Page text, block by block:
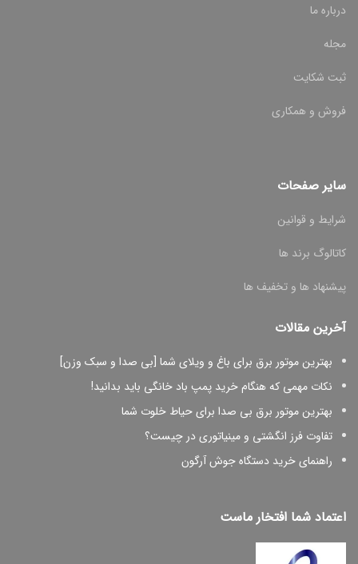
درباره ما
مجله
ثبت شکایت
فروش و همکاری
سایر صفحات
شرایط و قوانین
کاتالوگ برند ها
پیشنهاد ها و تخفیف ها
آخرین مقالات
بهترین موتور برق برای باغ و ویلای شما [بی صدا و سبک وزن]
نکات مهمی که هنگام خرید پمپ باد خانگی باید بدانید!
بهترین موتور برق بی صدا برای حیاط خلوت شما
تفاوت فرز انگشتی و مینیاتوری در چیست؟
راهنمای خرید دستگاه جوش آرگون
اعتماد شما افتخار ماست